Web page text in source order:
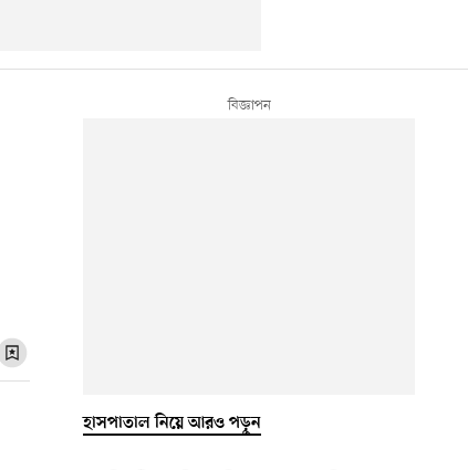
হাসপাতাল নিয়ে আরও পড়ুন